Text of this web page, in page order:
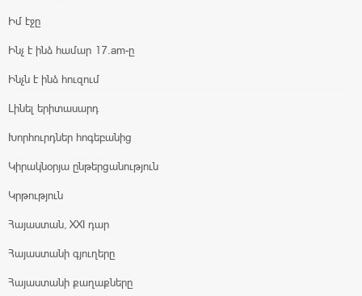
Իմ էջը
Ինչ է ինձ համար 17.am-ը
Ինչն է ինձ հուզում
Լինել երիտասարդ
Խորհուրդներ հոգեբանից
Կիրակնօրյա ընթերցանություն
Կրթություն
Հայաստան, XXI դար
Հայաստանի գյուղերը
Հայաստանի քաղաքները